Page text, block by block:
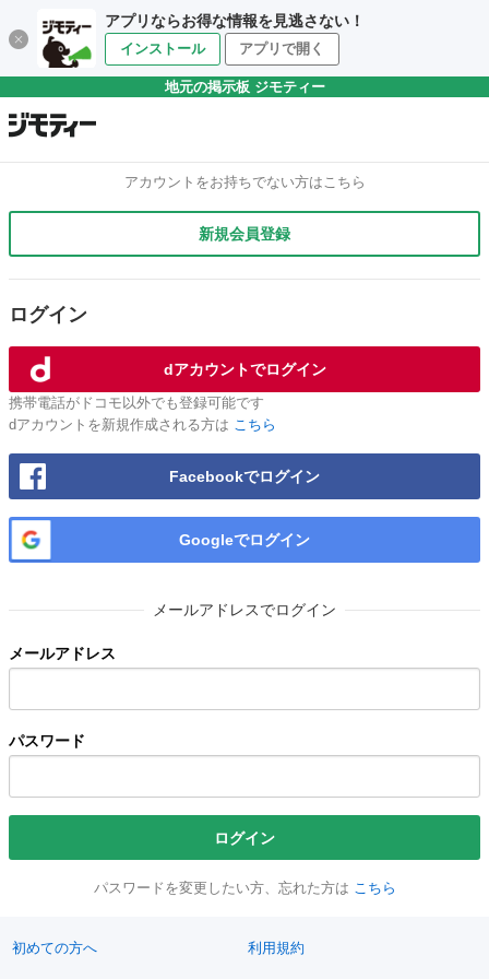
アプリならお得な情報を見逃さない！
インストール アプリで開く
地元の掲示板 ジモティー
アカウントをお持ちでない方はこちら
新規会員登録
ログイン
dアカウントでログイン
携帯電話がドコモ以外でも登録可能です
dアカウントを新規作成される方は こちら
Facebookでログイン
Googleでログイン
メールアドレスでログイン
メールアドレス
パスワード
ログイン
パスワードを変更したい方、忘れた方は こちら
初めての方へ 利用規約